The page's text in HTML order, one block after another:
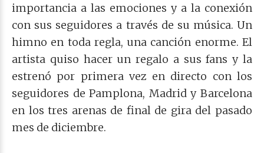
importancia a las emociones y a la conexión
con sus seguidores a través de su música. Un
himno en toda regla, una canción enorme. El
artista quiso hacer un regalo a sus fans y la
estrenó por primera vez en directo con los
seguidores de Pamplona, Madrid y Barcelona
en los tres arenas de final de gira del pasado
mes de diciembre.